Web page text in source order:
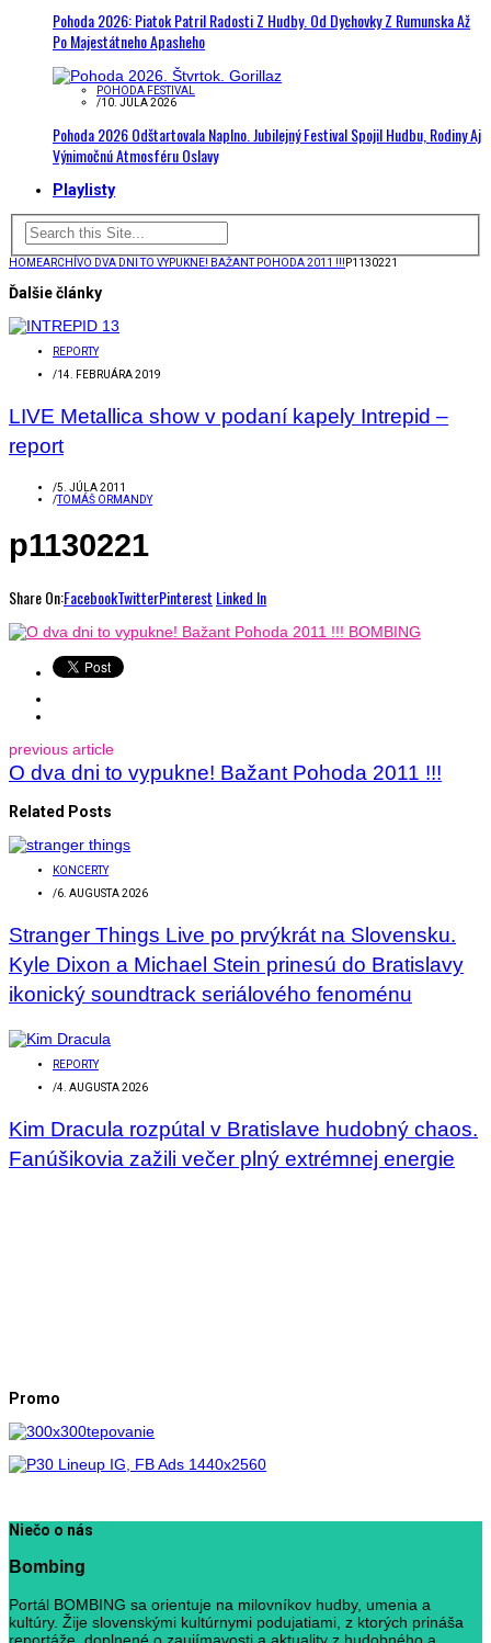
Pohoda 2026: Piatok Patril Radosti Z Hudby. Od Dychovky Z Rumunska Až
Po Majestátneho Apasheho
POHODA FESTIVAL
/10. JÚLA 2026
Pohoda 2026 Odštartovala Naplno. Jubilejný Festival Spojil Hudbu, Rodiny Aj
Výnimočnú Atmosféru Oslavy
Playlisty
HOMEARCHÍVO DVA DNI TO VYPUKNE! BAŽANT POHODA 2011 !!! P1130221
Ďalšie články
REPORTY
/14. FEBRUÁRA 2019
LIVE Metallica show v podaní kapely Intrepid –
report
/5. JÚLA 2011
/TOMÁŠ ORMANDY
p1130221
Share On:FacebookTwitterPinterest Linked In
previous article
O dva dni to vypukne! Bažant Pohoda 2011 !!!
Related Posts
KONCERTY
/6. AUGUSTA 2026
Stranger Things Live po prvýkrát na Slovensku.
Kyle Dixon a Michael Stein prinesú do Bratislavy
ikonický soundtrack seriálového fenoménu
REPORTY
/4. AUGUSTA 2026
Kim Dracula rozpútal v Bratislave hudobný chaos.
Fanúšikovia zažili večer plný extrémnej energie
Promo
Niečo o nás
Bombing
Portál BOMBING sa orientuje na milovníkov hudby, umenia a
kultúry. Žije slovenskými kultúrnymi podujatiami, z ktorých prináša
reportáže, doplnené o zaujímavosti a aktuality z hudobného a